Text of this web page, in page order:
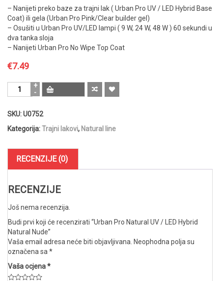
– Nanijeti preko baze za trajni lak ( Urban Pro UV / LED Hybrid Base
Coat) ili gela (Urban Pro Pink/Clear builder gel)
– Osušiti u Urban Pro UV/LED lampi ( 9 W, 24 W, 48 W ) 60 sekundi u
dva tanka sloja
– Nanijeti Urban Pro No Wipe Top Coat
€7.49
Urban
Pro
UV
/
Natural
SKU:U0752
Kategorija:Trajni lakovi, Natural line
RECENZIJE (0)
RECENZIJE
Još nema recenzija.
Budi prvi koji će recenzirati “Urban Pro Natural UV / LED Hybrid
Natural Nude”
Vaša email adresa neće biti objavljivana. Neophodna polja su
označena sa *
Vaša ocjena*